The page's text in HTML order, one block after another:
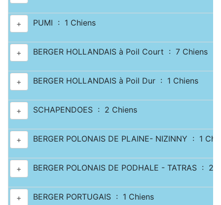
+ PUMI : 1 Chiens
+ BERGER HOLLANDAIS à Poil Court : 7 Chiens
+ BERGER HOLLANDAIS à Poil Dur : 1 Chiens
+ SCHAPENDOES : 2 Chiens
+ BERGER POLONAIS DE PLAINE- NIZINNY : 1
+ BERGER POLONAIS DE PODHALE - TATRAS : 2
+ BERGER PORTUGAIS : 1 Chiens